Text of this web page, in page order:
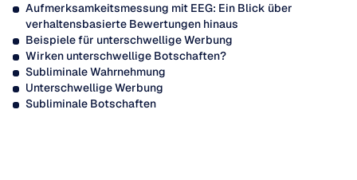
Aufmerksamkeitsmessung mit EEG: Ein Blick über
verhaltensbasierte Bewertungen hinaus
Beispiele für unterschwellige Werbung
Wirken unterschwellige Botschaften?
Subliminale Wahrnehmung
Unterschwellige Werbung
Subliminale Botschaften